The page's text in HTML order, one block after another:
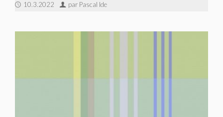
10.3.2022 par Pascal Ide